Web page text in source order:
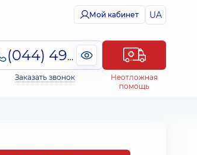
Мой кабинет UA
(044) 495-2-888
Заказать звонок
Неотложная
помощь